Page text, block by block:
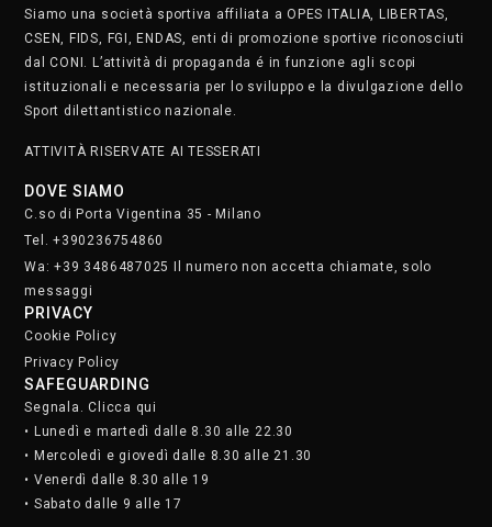
Siamo una società sportiva affiliata a OPES ITALIA, LIBERTAS,
CSEN, FIDS, FGI, ENDAS, enti di promozione sportive riconosciuti
dal CONI. L’attività di propaganda é in funzione agli scopi
istituzionali e necessaria per lo sviluppo e la divulgazione dello
Sport dilettantistico nazionale.
ATTIVITÀ RISERVATE AI TESSERATI
DOVE SIAMO
C.so di Porta Vigentina 35 - Milano
Tel. +390236754860
Wa: +39 3486487025 Il numero non accetta chiamate, solo
messaggi
PRIVACY
Cookie Policy
Privacy Policy
SAFEGUARDING
Segnala. Clicca qui
• Lunedì e martedì dalle 8.30 alle 22.30
• Mercoledì e giovedì dalle 8.30 alle 21.30
• Venerdì dalle 8.30 alle 19
• Sabato dalle 9 alle 17